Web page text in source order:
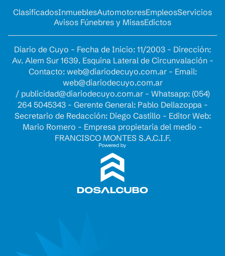
ClasificadosInmueblesAutomotoresEmpleosServicios
Avisos Fúnebres y MisasEdictos
Diario de Cuyo - Fecha de Inicio: 11/2003 - Dirección:
Av. Alem Sur 1639. Esquina Lateral de Circunvalación -
Contacto: web@diariodecuyo.com.ar- Email:
web@diariodecuyo.com.ar
/ publicidad@diariodecuyo.com.ar- Whatsapp: (054)
264 5045343 - Gerente General: Pablo Dellazoppa -
Secretario de Redacción: Diego Castillo - Editor Web:
Mario Romero - Empresa propietaria del medio -
FRANCISCO MONTES S.A.C.I.F.